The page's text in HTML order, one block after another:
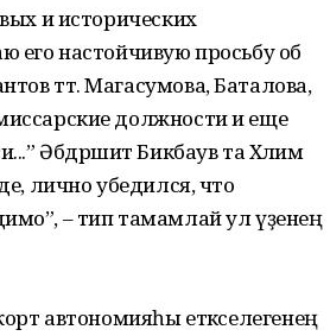
и исторических
его настойчивую просьбу об
тт. Магасумова, Баталова,
должности и еще
Әбдрәшит Бикбаув та Хәлим
лично убедился, что
– тип тамамлай ул үҙенең
авто­номияһы етәкселегенең